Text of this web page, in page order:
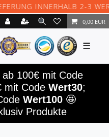
INNERHALB 2-3
0,00 EUR
☰
100€ mit Code
mit Code Wert30;
Wert100 🤩
Produkte